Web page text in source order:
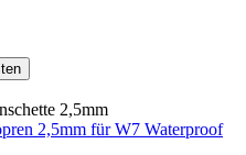
2,5mm für W7 Waterproof